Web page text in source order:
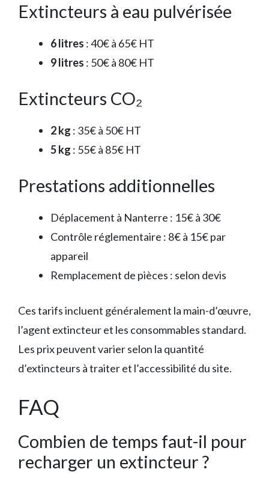
Extincteurs à eau pulvérisée
6 litres : 40€ à 65€ HT
9 litres : 50€ à 80€ HT
Extincteurs CO₂
2 kg : 35€ à 50€ HT
5 kg : 55€ à 85€ HT
Prestations additionnelles
Déplacement à Nanterre : 15€ à 30€
Contrôle réglementaire : 8€ à 15€ par
appareil
Remplacement de pièces : selon devis
Ces tarifs incluent généralement la main-d’œuvre,
l’agent extincteur et les consommables standard.
Les prix peuvent varier selon la quantité
d’extincteurs à traiter et l’accessibilité du site.
FAQ
Combien de temps faut-il pour
recharger un extincteur ?